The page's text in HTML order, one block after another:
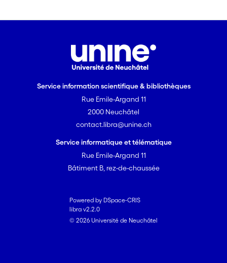
Service information scientifique & bibliothèques
Rue Emile-Argand 11
2000 Neuchâtel
contact.libra@unine.ch
Service informatique et télématique
Rue Emile-Argand 11
Bâtiment B, rez-de-chaussée
Powered by DSpace-CRIS
libra v2.2.0
© 2026 Université de Neuchâtel